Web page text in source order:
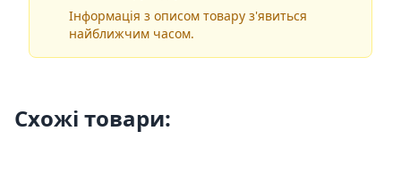
Інформація з описом товару з'явиться
найближчим часом.
Схожі товари: